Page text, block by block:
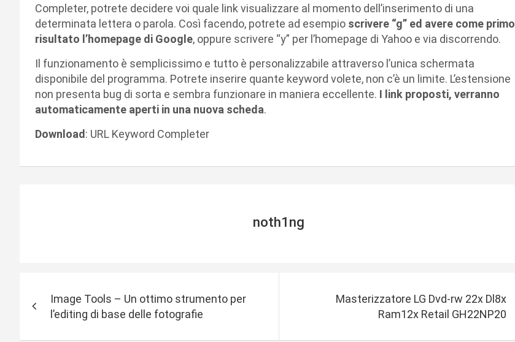
Completer, potrete decidere voi quale link visualizzare al momento dell’inserimento di una
determinata lettera o parola. Così facendo, potrete ad esempio scrivere “g” ed avere come primo
risultato l’homepage di Google, oppure scrivere “y” per l’homepage di Yahoo e via discorrendo.
Il funzionamento è semplicissimo e tutto è personalizzabile attraverso l’unica schermata
disponibile del programma. Potrete inserire quante keyword volete, non c’è un limite. L’estensione
non presenta bug di sorta e sembra funzionare in maniera eccellente. I link proposti, verranno
automaticamente aperti in una nuova scheda.
Download : URL Keyword Completer
noth1ng
v
Image Tools – Un ottimo strumento per
l’editing di base delle fotografie
Masterizzatore LG Dvd-rw 22x Dl8x
Ram12x Retail GH22NP20